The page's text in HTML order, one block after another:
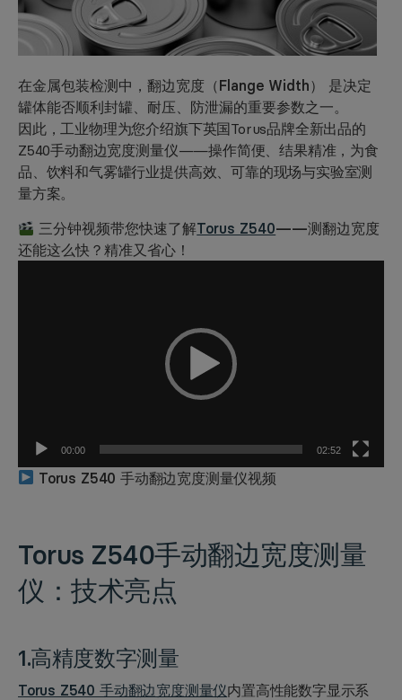
在金属包装检测中， 翻边宽度（Flange Width）
是决定
罐体能否顺利封罐、耐压、防泄漏的重要参数之一。
因此，工业物理为您介绍旗下英国Torus品牌全新出品的
Z540手动翻边宽度测量仪——操作简便、结果精准，为食
品、饮料和气雾罐行业提供高效、可靠的现场与实验室测
量方案。
三分钟视频带您快速了解Torus Z540——测翻边宽度
还能这么快？精准又省心！
00:00 02:52
Torus Z540 手动翻边宽度测量仪视频
Torus Z540手动翻边宽度测量
仪：技术亮点
1.高精度数字测量
Torus Z540 手动翻边宽度测量仪内置高性能数字显示系